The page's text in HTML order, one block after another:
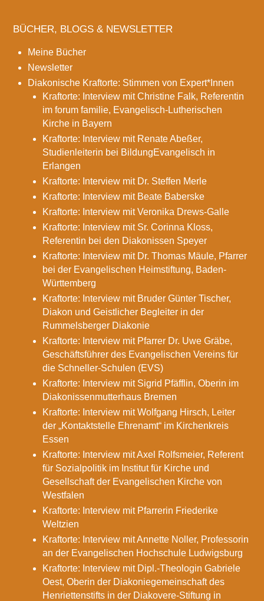
BÜCHER, BLOGS & NEWSLETTER
Meine Bücher
Newsletter
Diakonische Kraftorte: Stimmen von Expert*Innen
Kraftorte: Interview mit Christine Falk, Referentin
im forum familie, Evangelisch-Lutherischen
Kirche in Bayern
Kraftorte: Interview mit Renate Abeßer,
Studienleiterin bei BildungEvangelisch in
Erlangen
Kraftorte: Interview mit Dr. Steffen Merle
Kraftorte: Interview mit Beate Baberske
Kraftorte: Interview mit Veronika Drews-Galle
Kraftorte: Interview mit Sr. Corinna Kloss,
Referentin bei den Diakonissen Speyer
Kraftorte: Interview mit Dr. Thomas Mäule, Pfarrer
bei der Evangelischen Heimstiftung, Baden-
Württemberg
Kraftorte: Interview mit Bruder Günter Tischer,
Diakon und Geistlicher Begleiter in der
Rummelsberger Diakonie
Kraftorte: Interview mit Pfarrer Dr. Uwe Gräbe,
Geschäftsführer des Evangelischen Vereins für
die Schneller-Schulen (EVS)
Kraftorte: Interview mit Sigrid Pfäfflin, Oberin im
Diakonissenmutterhaus Bremen
Kraftorte: Interview mit Wolfgang Hirsch, Leiter
der „Kontaktstelle Ehrenamt“ im Kirchenkreis
Essen
Kraftorte: Interview mit Axel Rolfsmeier, Referent
für Sozialpolitik im Institut für Kirche und
Gesellschaft der Evangelischen Kirche von
Westfalen
Kraftorte: Interview mit Pfarrerin Friederike
Weltzien
Kraftorte: Interview mit Annette Noller, Professorin
an der Evangelischen Hochschule Ludwigsburg
Kraftorte: Interview mit Dipl.-Theologin Gabriele
Oest, Oberin der Diakoniegemeinschaft des
Henriettenstifts in der Diakovere-Stiftung in